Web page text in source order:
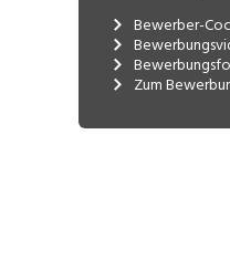
Bewerber-
Zum